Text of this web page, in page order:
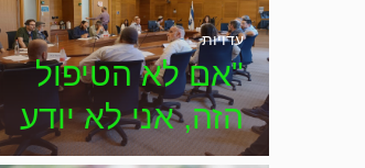
"אם לא הטיפול
הזה, אני לא יודע
איפה הייתי" – דיון
עדויות